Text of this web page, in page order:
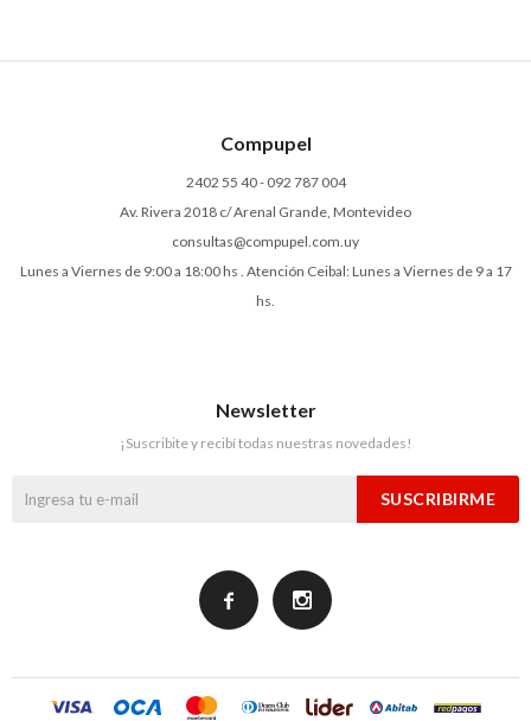
Compupel
2402 55 40 - 092 787 004
Av. Rivera 2018 c/ Arenal Grande, Montevideo
consultas@compupel.com.uy
Lunes a Viernes de 9:00 a 18:00 hs . Atención Ceibal: Lunes a Viernes de 9 a 17
hs.
Newsletter
¡Suscribite y recibí todas nuestras novedades!
SUSCRIBIRME
 